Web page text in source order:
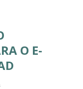
O E-